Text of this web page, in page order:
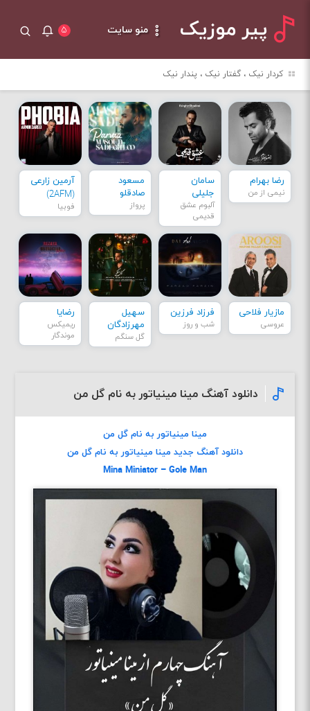
پیر موزیک منو سایت ۵
کردار نیک ، گفتار نیک ، پندار نیک
رضا بهرام
نیمی از من
سامان
جلیلی
آلبوم عشق
قدیمی
مسعود
صادقلو
پرواز
آرمین زارعی
(2AFM)
فوبیا
مازیار فلاحی
عروسی
فرزاد فرزین
شب و روز
سهیل
مهرزادگان
گل سنگم
رضایا
ریمیکس
موندگار
دانلود آهنگ مینا مینیاتور به نام گل من
مینا مینیاتور به نام گل من
دانلود آهنگ جديد مینا مینیاتور به نام گل من
Mina Miniator – Gole Man